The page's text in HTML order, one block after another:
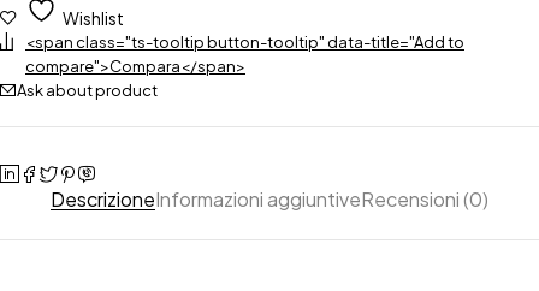
Wishlist
<span class="ts-tooltip button-tooltip" data-title="Add to
compare">Compara</span>
Ask about product
DescrizioneInformazioni aggiuntiveRecensioni (0)